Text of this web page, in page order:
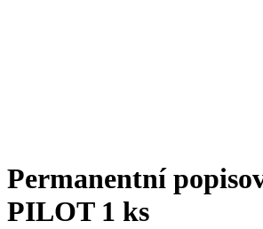
Permanentní
PILOT 1 ks